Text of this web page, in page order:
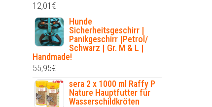
12,01€
Hunde
Sicherheitsgeschirr |
Panikgeschirr |Petrol/
Schwarz | Gr. M & L |
Handmade!
55,95€
sera 2 x 1000 ml Raffy P
Nature Hauptfutter für
Wasserschildkröten